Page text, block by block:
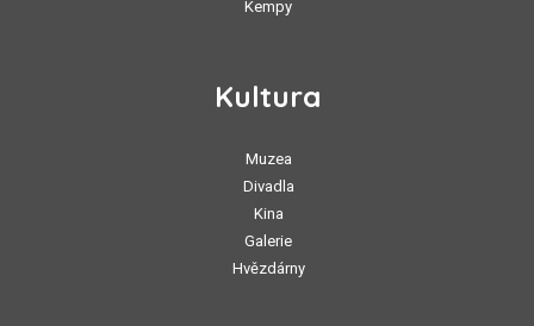
Kempy
Kultura
Muzea
Divadla
Kina
Galerie
Hvězdárny